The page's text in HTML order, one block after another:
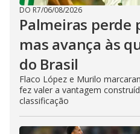
DO R7/06/08/2026
Palmeiras perde
mas avança às
do Brasil
Flaco López e Murilo
fez valer a vantagem
classificação